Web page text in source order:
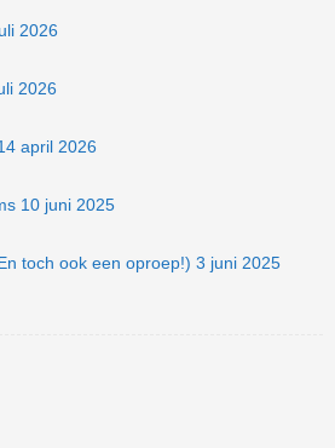
2026
2026
april 2026
10 juni 2025
toch ook een oproep!) 3 juni 2025